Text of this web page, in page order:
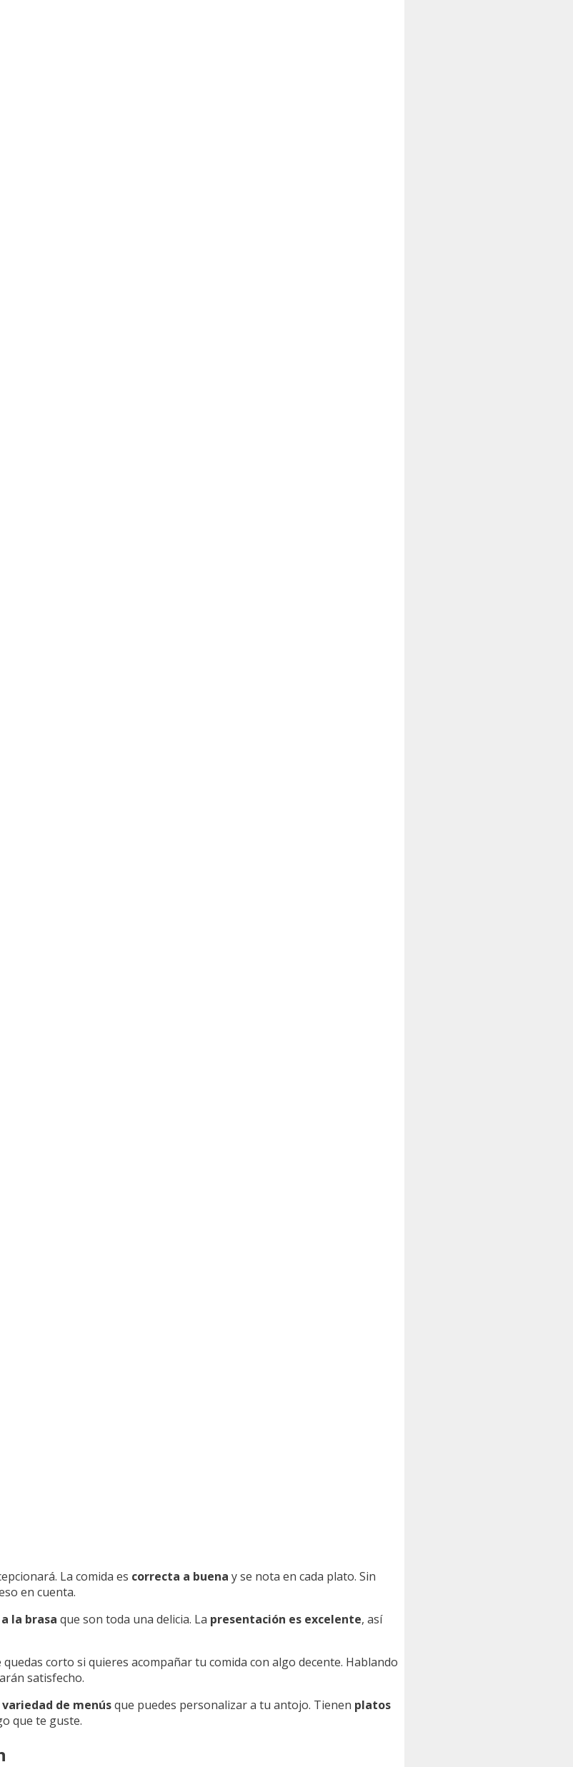
La comida es correcta a buena y se nota en cada plato. Sin
en cuenta.
la brasa que son toda una delicia. La presentación es excelente, así
corto si quieres acompañar tu comida con algo decente. Hablando
satisfecho.
de menúsque puedes personalizar a tu antojo. Tienen platos
que te guste.